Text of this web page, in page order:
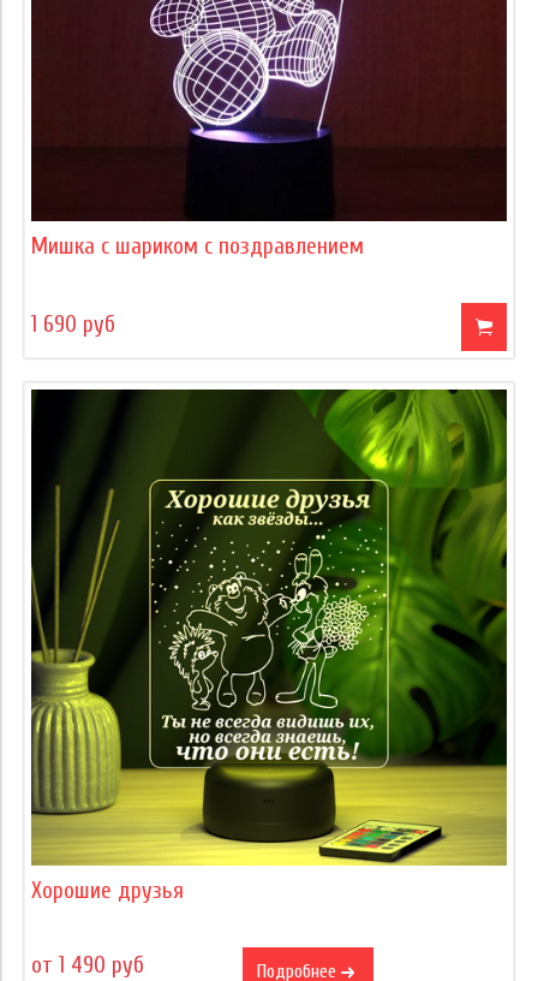
Мишка с шариком с поздравлением
1 690 руб
Хорошие друзья
от 1 490 руб Подробнее